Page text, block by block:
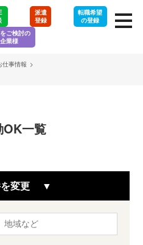
派遣
登録
転職希望
の登録
ご検討の
企業様
仕事情報 >
OK一覧
変更